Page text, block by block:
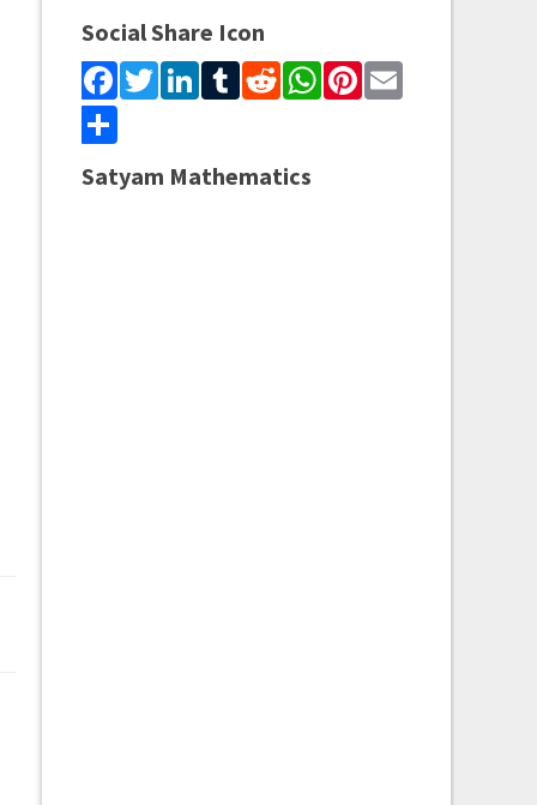
Social Share Icon
Facebook
Twitter
LinkedIn
Tumblr
Reddit
WhatsApp
Pinterest
Email
Share
Satyam Mathematics